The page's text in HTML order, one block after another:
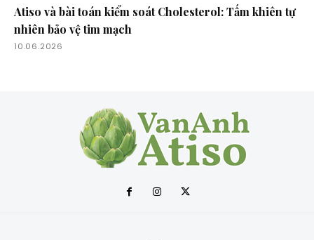
Atiso và bài toán kiểm soát Cholesterol: Tấm khiên tự
nhiên bảo vệ tim mạch
10.06.2026